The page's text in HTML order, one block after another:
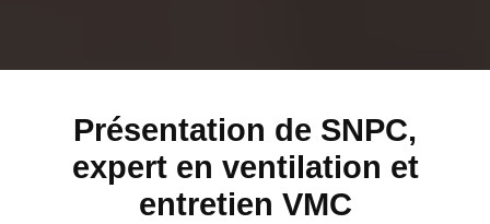
Présentation de SNPC,
expert en ventilation et
entretien VMC